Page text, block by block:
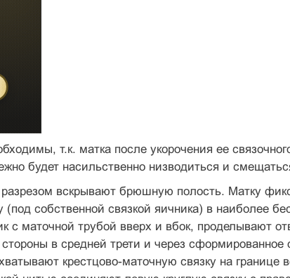
т.к. матка после укорочения ее
будет насильственно низводиться и
вскрывают брюшную полость. Матку
(под собственной связкой яичника) в наиболее
с маточной трубой вверх и вбок, проделы­вают
в средней трети и через
крестцово-маточную связку на границе